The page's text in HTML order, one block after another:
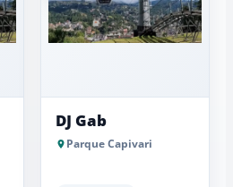
DJ Gab
Parque Capivari